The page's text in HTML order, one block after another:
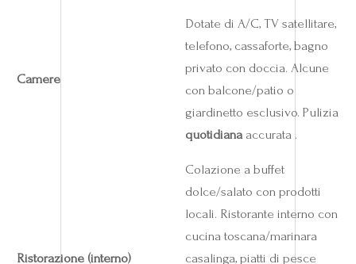
Camere
Dotate di A/C, TV satellitare,
telefono, cassaforte, bagno
privato con doccia. Alcune
con balcone/patio o
giardinetto esclusivo. Pulizia
quotidianaaccurata .
Ristorazione (interno)
Colazione a buffet
dolce/salato con prodotti
locali. Ristorante interno con
cucina toscana/marinara
casalinga, piatti di pesce